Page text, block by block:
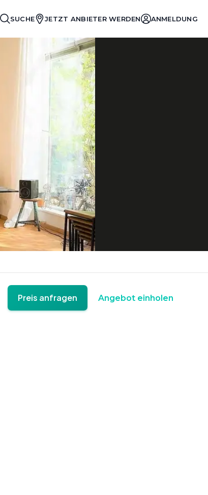
SUCHE JETZT ANBIETER WERDEN ANMELDUNG
Preis anfragen Angebot einholen